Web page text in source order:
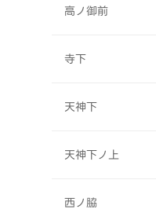
高ノ御前
寺下
天神下
天神下ノ上
西ノ脇